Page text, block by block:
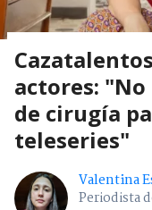
actores:
de cirugía
teleseries"
Valentina
Periodista